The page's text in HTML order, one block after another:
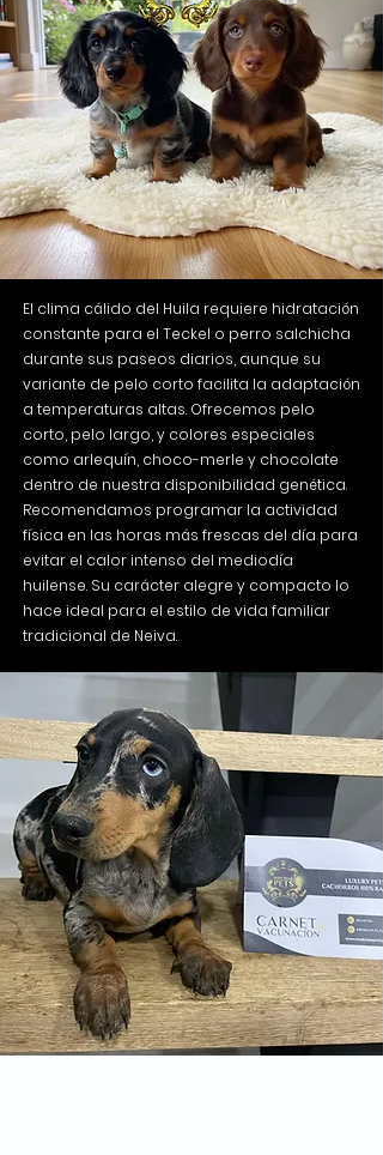
El clima cálido del Huila requiere hidratación
constante para el Teckel o perro salchicha
durante sus paseos diarios, aunque su
variante de pelo corto facilita la adaptación
a temperaturas altas. Ofrecemos pelo
corto, pelo largo, y colores especiales
como arlequín, choco-merle y chocolate
dentro de nuestra disponibilidad genética.
Recomendamos programar la actividad
física en las horas más frescas del día para
evitar el calor intenso del mediodía
huilense. Su carácter alegre y compacto lo
hace ideal para el estilo de vida familiar
tradicional de Neiva.